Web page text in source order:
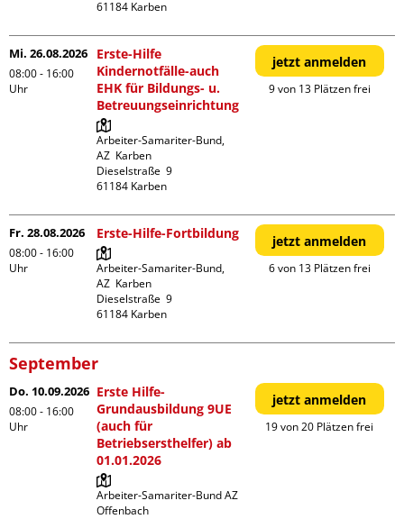
Mi. 26.08.2026
08:00 - 16:00
Uhr
Erste-Hilfe
Kindernotfälle-auch
EHK für Bildungs- u.
Betreuungseinrichtung
Arbeiter-Samariter-Bund,
AZ  Karben
Dieselstraße  9
jetzt anmelden
9 von 13 Plätzen frei
Fr. 28.08.2026
08:00 - 16:00
Uhr
Erste-Hilfe-Fortbildung
Arbeiter-Samariter-Bund,
AZ  Karben
Dieselstraße  9
jetzt anmelden
6 von 13 Plätzen frei
September
Do. 10.09.2026
08:00 - 16:00
Uhr
Erste Hilfe-
Grundausbildung 9UE
(auch für
Betriebsersthelfer) ab
01.01.2026
Arbeiter-Samariter-Bund AZ
Offenbach
jetzt anmelden
19 von 20 Plätzen frei